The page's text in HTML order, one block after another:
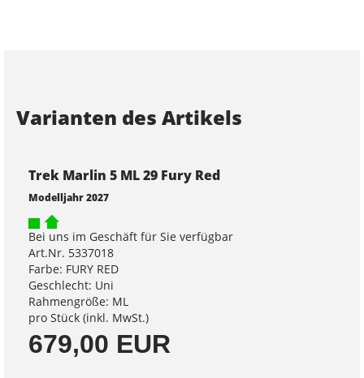
Varianten des Artikels
Trek Marlin 5 ML 29 Fury Red
Modelljahr 2027
Bei uns im Geschäft für Sie verfügbar
Art.Nr. 5337018
Farbe: FURY RED
Geschlecht: Uni
Rahmengröße: ML
pro Stück (inkl. MwSt.)
679,00 EUR